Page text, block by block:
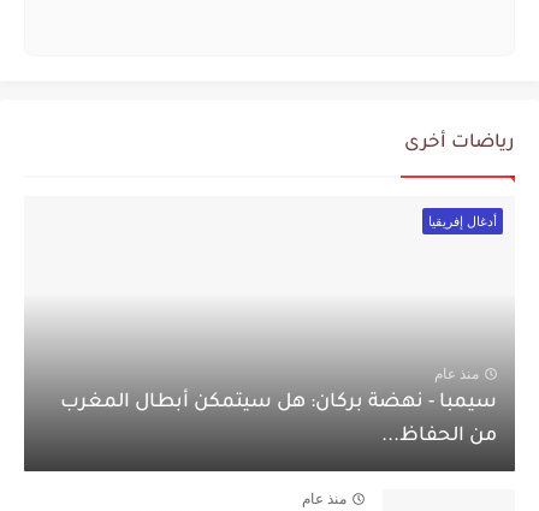
رياضات أخرى
أدغال إفريقيا
منذ عام
سيمبا - نهضة بركان: هل سيتمكن أبطال المغرب
من الحفاظ...
منذ عام